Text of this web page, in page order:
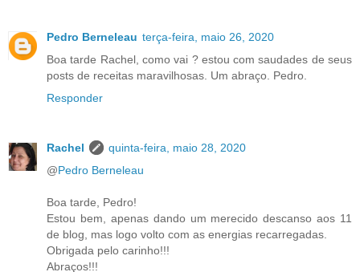
Pedro Berneleau terça-feira, maio 26, 2020
Boa tarde Rachel, como vai ? estou com saudades de seus
posts de receitas maravilhosas. Um abraço. Pedro.
Responder
Rachel
quinta-feira, maio 28, 2020
@Pedro Berneleau
Boa tarde, Pedro!
Estou bem, apenas dando um merecido descanso aos 11
de blog, mas logo volto com as energias recarregadas.
Obrigada pelo carinho!!!
Abraços!!!